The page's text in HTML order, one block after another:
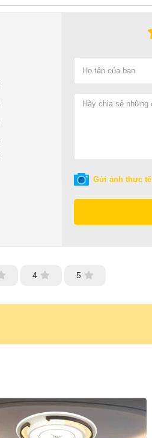
Gửi ảnh thực tế
4 5